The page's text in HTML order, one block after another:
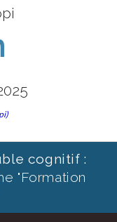
cognitif :
"Formation